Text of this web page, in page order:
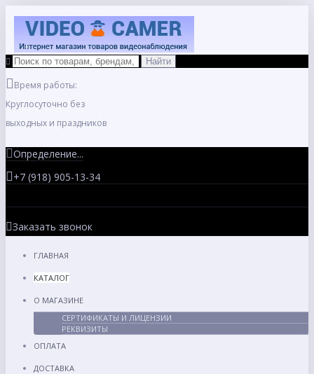
Время работы:
Круглосуточно без
выходных и праздников
Определение...
+7 (918) 905-13-34
Заказать звонок
ГЛАВНАЯ
КАТАЛОГ
О МАГАЗИНЕ
СЕРТИФИКАТЫ И ЛИЦЕНЗИИ
РЕКВИЗИТЫ
ОПЛАТА
ДОСТАВКА